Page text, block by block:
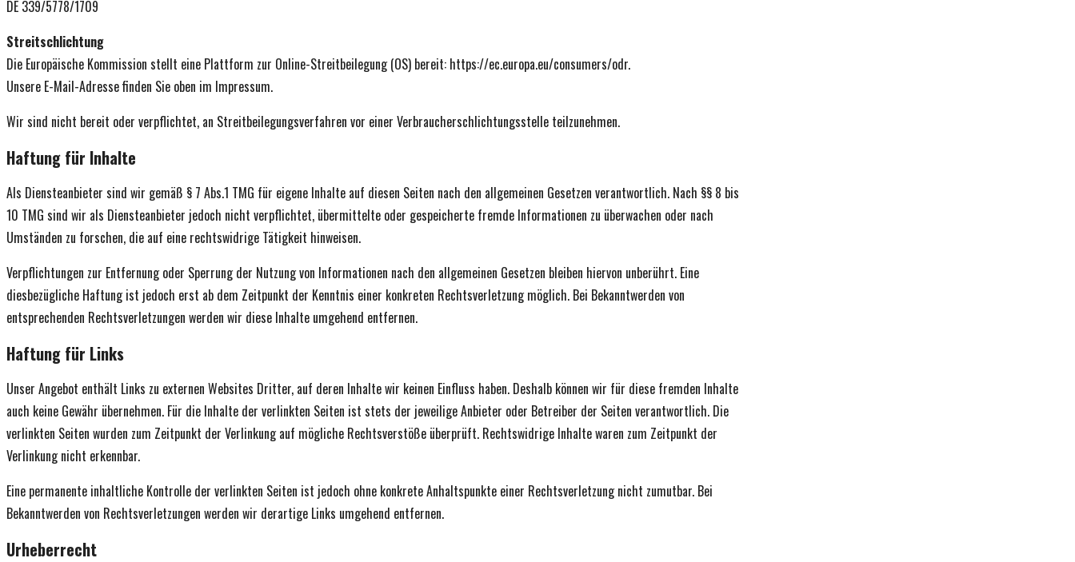
DE 339/5778/1709
Streitschlichtung
Die Europäische Kommission stellt eine Plattform zur Online-Streitbeilegung (OS) bereit: https://ec.europa.eu/consumers/odr.
Unsere E-Mail-Adresse finden Sie oben im Impressum.
Wir sind nicht bereit oder verpflichtet, an Streitbeilegungsverfahren vor einer Verbraucherschlichtungsstelle teilzunehmen.
Haftung für Inhalte
Als Diensteanbieter sind wir gemäß § 7 Abs.1 TMG für eigene Inhalte auf diesen Seiten nach den allgemeinen Gesetzen verantwortlich. Nach §§ 8 bis
10 TMG sind wir als Diensteanbieter jedoch nicht verpflichtet, übermittelte oder gespeicherte fremde Informationen zu überwachen oder nach
Umständen zu forschen, die auf eine rechtswidrige Tätigkeit hinweisen.
Verpflichtungen zur Entfernung oder Sperrung der Nutzung von Informationen nach den allgemeinen Gesetzen bleiben hiervon unberührt. Eine
diesbezügliche Haftung ist jedoch erst ab dem Zeitpunkt der Kenntnis einer konkreten Rechtsverletzung möglich. Bei Bekanntwerden von
entsprechenden Rechtsverletzungen werden wir diese Inhalte umgehend entfernen.
Haftung für Links
Unser Angebot enthält Links zu externen Websites Dritter, auf deren Inhalte wir keinen Einfluss haben. Deshalb können wir für diese fremden Inhalte
auch keine Gewähr übernehmen. Für die Inhalte der verlinkten Seiten ist stets der jeweilige Anbieter oder Betreiber der Seiten verantwortlich. Die
verlinkten Seiten wurden zum Zeitpunkt der Verlinkung auf mögliche Rechtsverstöße überprüft. Rechtswidrige Inhalte waren zum Zeitpunkt der
Verlinkung nicht erkennbar.
Eine permanente inhaltliche Kontrolle der verlinkten Seiten ist jedoch ohne konkrete Anhaltspunkte einer Rechtsverletzung nicht zumutbar. Bei
Bekanntwerden von Rechtsverletzungen werden wir derartige Links umgehend entfernen.
Urheberrecht